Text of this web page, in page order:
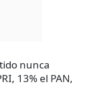
nunca
13% el PAN,